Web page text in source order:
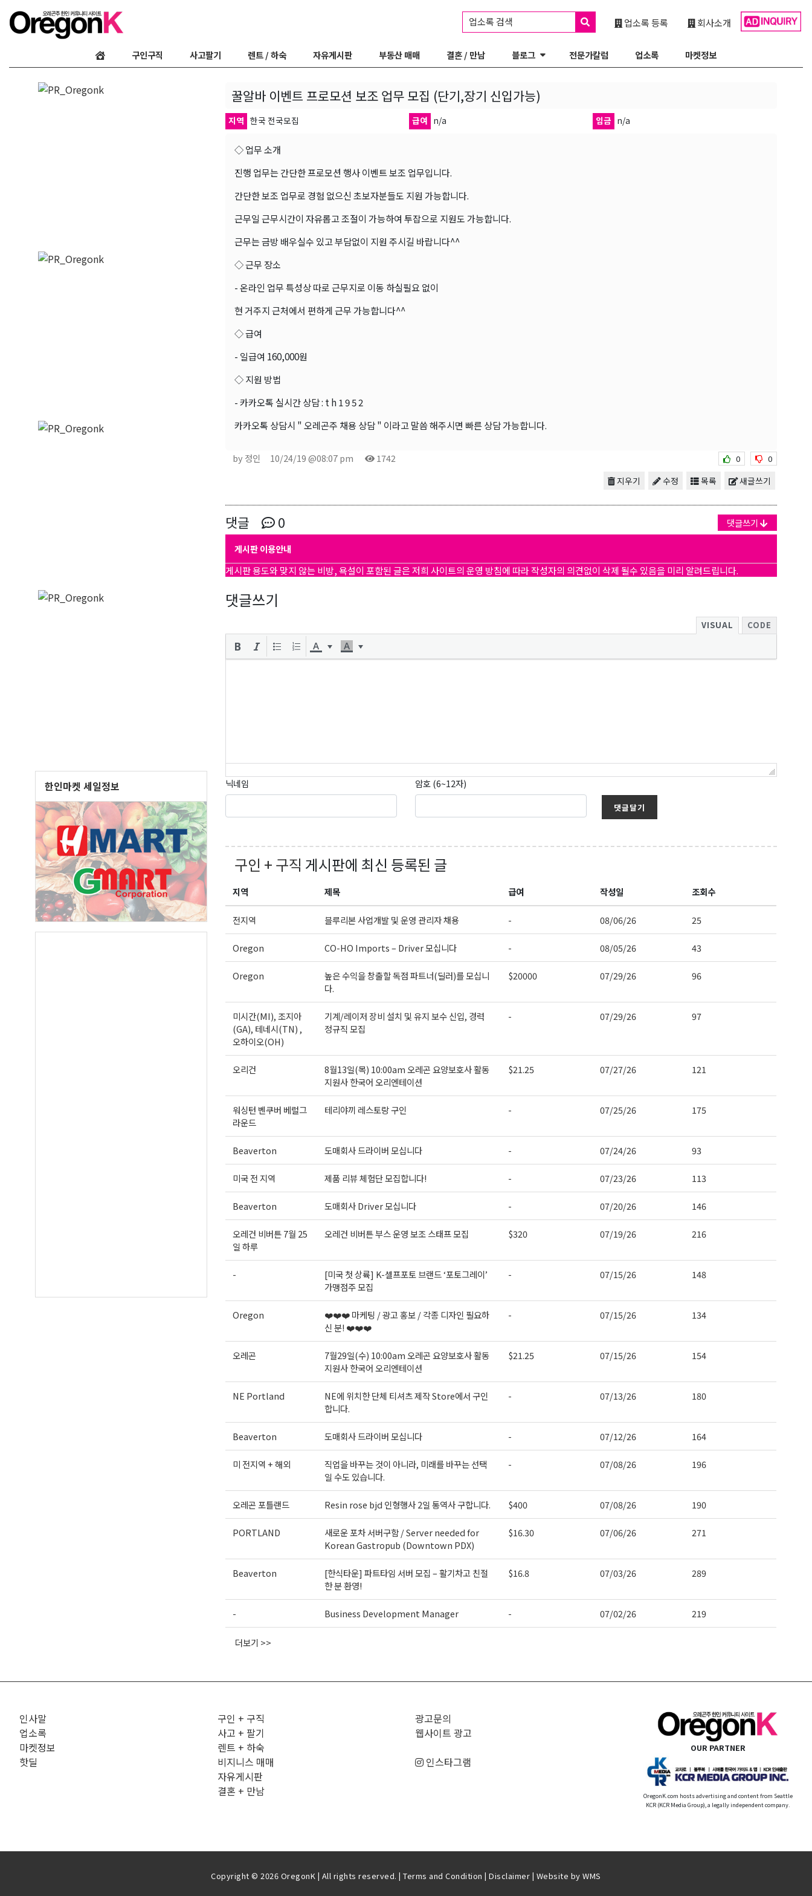
회사소개
업소록 등록
업소록 검색
구인구직 사고팔기 렌트 / 하숙 자유게시판 부동산 매매 결혼 / 만남 블로그 전문가칼럼 업소록 마켓정보
한인마켓 세일정보
꿀알바 이벤트 프로모션 보조 업무 모집 (단기,장기 신입가능)
지역 한국 전국모집 급여 n/a 임금 n/a
◇ 업무 소개
진행 업무는 간단한 프로모션 행사 이벤트 보조 업무입니다.
간단한 보조 업무로 경험 없으신 초보자분들도 지원 가능합니다.
근무일 근무시간이 자유롭고 조절이 가능하여 투잡으로 지원도 가능합니다.
근무는 금방 배우실수 있고 부담없이 지원 주시길 바랍니다^^
◇ 근무 장소
- 온라인 업무 특성상 따로 근무지로 이동 하실필요 없이
현 거주지 근처에서 편하게 근무 가능합니다^^
◇ 급여
- 일급여 160,000원
◇ 지원 방법
- 카카오톡 실시간 상담 : t h 1 9 5 2
카카오톡 상담시 " 오레곤주 채용 상담 " 이라고 말씀 해주시면 빠른 상담 가능합니다.
by 정인 10/24/19 @08:07 pm 1742 0 0
새글쓰기
목록
수정
지우기
댓글 0 댓글쓰기
게시판 이용안내
게시판 용도와 맞지 않는 비방, 욕설이 포함된 글은 저희 사이트의 운영 방침에 따라 작성자의 의견없이 삭제 될수 있음을 미리 알려드립니다.
댓글쓰기
VISUAL CODE
닉네임 암호 (6~12자)
댓글달기
구인 + 구직 게시판에 최신 등록된 글
지역 제목 급여 작성일 조회수
전지역 블루리본 사업개발 및 운영 관리자 채용 - 08/06/26 25
Oregon CO-HO Imports – Driver 모십니다 - 08/05/26 43
Oregon
높은 수익을 창출할 독점 파트너(딜러)를 모십니
다.
$20000 07/29/26 96
미시간(MI), 조지아
(GA), 테네시(TN) ,
오하이오(OH)
기계/레이저 장비 설치 및 유지 보수 신입, 경력
정규직 모집
- 07/29/26 97
오리건
8월13일(목) 10:00am 오레곤 요양보호사 활동
지원사 한국어 오리엔테이션
$21.25 07/27/26 121
워싱턴 벤쿠버 베럴그
라운드
테리야끼 레스토랑 구인 - 07/25/26 175
Beaverton 도매회사 드라이버 모십니다 - 07/24/26 93
미국 전 지역 제품 리뷰 체험단 모집합니다! - 07/23/26 113
Beaverton 도매회사 Driver 모십니다 - 07/20/26 146
오레건 비버튼 7월 25
일 하루
오레건 비버튼 부스 운영 보조 스태프 모집 $320 07/19/26 216
-
[미국 첫 상륙] K-셀프포토 브랜드 ‘포토그레이’
가맹점주 모집
- 07/15/26 148
Oregon
❤️❤️❤️ 마케팅 / 광고 홍보 / 각종 디자인 필요하
신 분! ❤️❤️❤️
- 07/15/26 134
오레곤
7월29일(수) 10:00am 오레곤 요양보호사 활동
지원사 한국어 오리엔테이션
$21.25 07/15/26 154
NE Portland
NE에 위치한 단체 티셔츠 제작 Store에서 구인
합니다.
- 07/13/26 180
Beaverton 도매회사 드라이버 모십니다 - 07/12/26 164
미 전지역 + 해외
직업을 바꾸는 것이 아니라, 미래를 바꾸는 선택
일 수도 있습니다.
- 07/08/26 196
오레곤 포틀랜드 Resin rose bjd 인형행사 2일 통역사 구합니다. $400 07/08/26 190
PORTLAND
새로운 포차 서버구함 / Server needed for
Korean Gastropub (Downtown PDX)
$16.30 07/06/26 271
Beaverton
[한식타운] 파트타임 서버 모집 – 활기차고 친절
한 분 환영!
$16.8 07/03/26 289
- Business Development Manager - 07/02/26 219
더보기 >>
인사말
업소록
마켓정보
핫딜
구인 + 구직
사고 + 팔기
렌트 + 하숙
비지니스 매매
자유게시판
결혼 + 만남
광고문의
웹사이트 광고
인스타그램
OUR PARTNER
OregonK.com hosts advertising and content from Seattle
KCR (KCR Media Group), a legally independent company.
Copyright © 2026 OregonK | All rights reserved. |Terms and Condition |Disclaimer | Website byWMS
오레곤K 뉴스레터 구독
매주 오레곤K 뉴스레터를 통해 다양한 로컬소식과 오레곤 한인 사회 정보를 받아
Email
First Name
Last Name
By submitting this form, you are consenting to receive KCR Media Group from: KCR Media Group, 23416 Hwy 99
Suite A, Edmonds, WA, 98026, US, https://wowseattle.com. You can revoke your consent to receive emails at any time
Our Privacy Policy.
오레곤K 뉴스레터 구독하기!